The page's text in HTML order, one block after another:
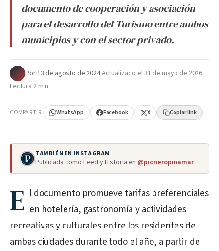
documento de cooperación y asociación
para el desarrollo del Turismo entre ambos
municipios y con el sector privado.
Por·13 de agosto de 2024·Actualizado el31 de mayo de 2026·
Lectura 2 min
COMPARTIR WhatsApp Facebook X Copiar link
TAMBIÉN EN INSTAGRAM
Publicada como Feed y Historia en @pioneropinamar
E l documento promueve tarifas preferenciales
en hotelería, gastronomía y actividades
recreativas y culturales entre los residentes de
ambas ciudades durante todo el año, a partir de